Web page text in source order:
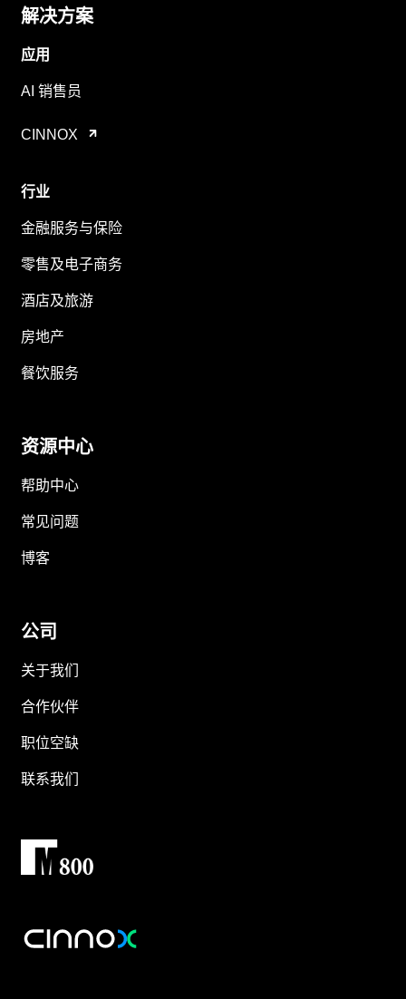
解决方案
应用
AI 销售员
CINNOX
行业
金融服务与保险
零售及电子商务
酒店及旅游
房地产
餐饮服务
资源中心
帮助中心
常见问题
博客
公司
关于我们
合作伙伴
职位空缺
联系我们